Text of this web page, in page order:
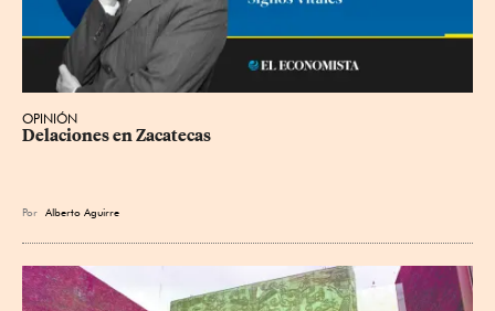
OPINIÓN
Delaciones en Zacatecas
Por Alberto Aguirre